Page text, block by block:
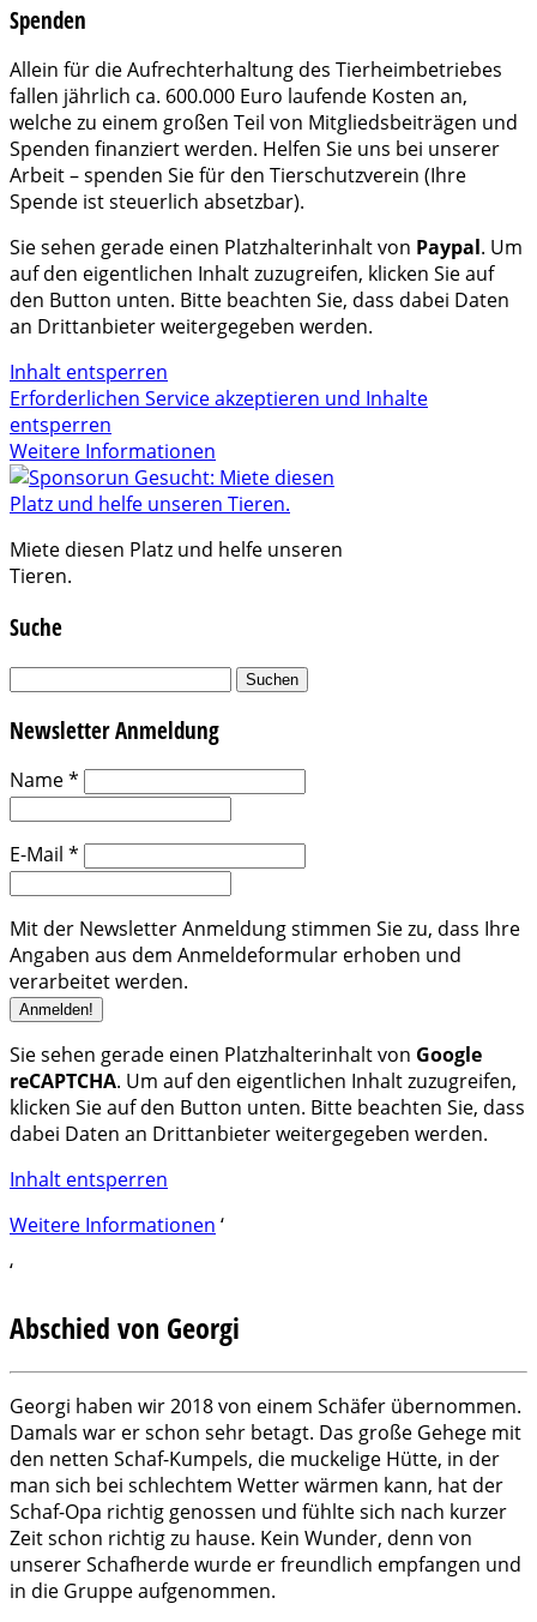
Spenden
Allein für die Aufrechterhaltung des Tierheimbetriebes
fallen jährlich ca. 600.000 Euro laufende Kosten an,
welche zu einem großen Teil von Mitgliedsbeiträgen und
Spenden finanziert werden. Helfen Sie uns bei unserer
Arbeit – spenden Sie für den Tierschutzverein (Ihre
Spende ist steuerlich absetzbar).
Sie sehen gerade einen Platzhalterinhalt von Paypal. Um
auf den eigentlichen Inhalt zuzugreifen, klicken Sie auf
den Button unten. Bitte beachten Sie, dass dabei Daten
an Drittanbieter weitergegeben werden.
Inhalt entsperren
Erforderlichen Service akzeptieren und Inhalte
entsperren
Weitere Informationen
Miete diesen Platz und helfe unseren
Tieren.
Suche
Suchen
Newsletter Anmeldung
Name*
E-Mail *
Mit der Newsletter Anmeldung stimmen Sie zu, dass Ihre
Angaben aus dem Anmeldeformular erhoben und
verarbeitet werden.
Sie sehen gerade einen Platzhalterinhalt von Google
reCAPTCHA. Um auf den eigentlichen Inhalt zuzugreifen,
klicken Sie auf den Button unten. Bitte beachten Sie, dass
dabei Daten an Drittanbieter weitergegeben werden.
Inhalt entsperren
Weitere Informationen ‘
‘
Abschied von Georgi
Georgi haben wir 2018 von einem Schäfer übernommen.
Damals war er schon sehr betagt. Das große Gehege mit
den netten Schaf-Kumpels, die muckelige Hütte, in der
man sich bei schlechtem Wetter wärmen kann, hat der
Schaf-Opa richtig genossen und fühlte sich nach kurzer
Zeit schon richtig zu hause. Kein Wunder, denn von
unserer Schafherde wurde er freundlich empfangen und
in die Gruppe aufgenommen.